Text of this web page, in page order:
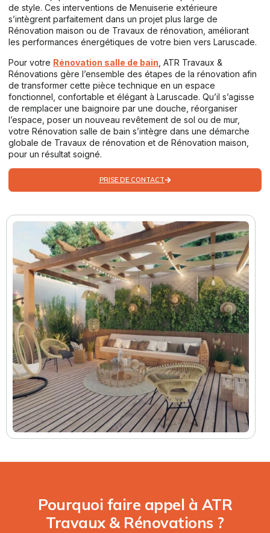
de style. Ces interventions de Menuiserie extérieure
s’intègrent parfaitement dans un projet plus large de
Rénovation maison ou de Travaux de rénovation, améliorant
les performances énergétiques de votre bien vers Laruscade.
Pour votre Rénovation salle de bain , ATR Travaux &
Rénovations gère l’ensemble des étapes de la rénovation afin
de transformer cette pièce technique en un espace
fonctionnel, confortable et élégant à Laruscade. Qu’il s’agisse
de remplacer une baignoire par une douche, réorganiser
l’espace, poser un nouveau revêtement de sol ou de mur,
votre Rénovation salle de bain s’intègre dans une démarche
globale de Travaux de rénovation et de Rénovation maison,
pour un résultat soigné.
PRISE DE CONTACT
Pourquoi faire appel à ATR
Travaux & Rénovations ?